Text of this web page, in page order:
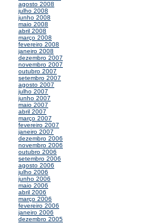
agosto 2008
julho 2008
junho 2008
maio 2008
abril 2008
março 2008
fevereiro 2008
janeiro 2008
dezembro 2007
novembro 2007
outubro 2007
setembro 2007
agosto 2007
julho 2007
junho 2007
maio 2007
abril 2007
março 2007
fevereiro 2007
janeiro 2007
dezembro 2006
novembro 2006
outubro 2006
setembro 2006
agosto 2006
julho 2006
junho 2006
maio 2006
abril 2006
março 2006
fevereiro 2006
janeiro 2006
dezembro 2005